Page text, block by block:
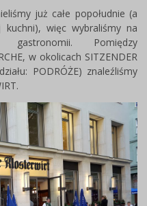
już całe popołudnie (a
kuchni), więc wybraliśmy na
gastronomii. Pomiędzy
w okolicach SITZENDER
PODRÓŻE) znaleźliśmy